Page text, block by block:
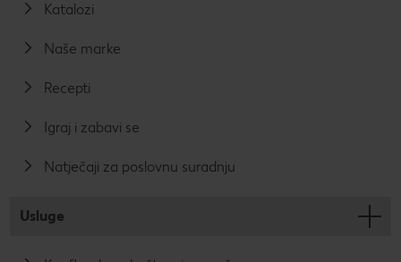
Katalozi
Naše marke
Recepti
Igraj i zabavi se
Natječaji za poslovnu suradnju
Usluge